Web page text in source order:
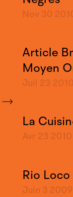
Nov 30
Article
Moyen
Juil 23 2010
La
Avr 23 2010
Rio Loco
Juin 3 2009